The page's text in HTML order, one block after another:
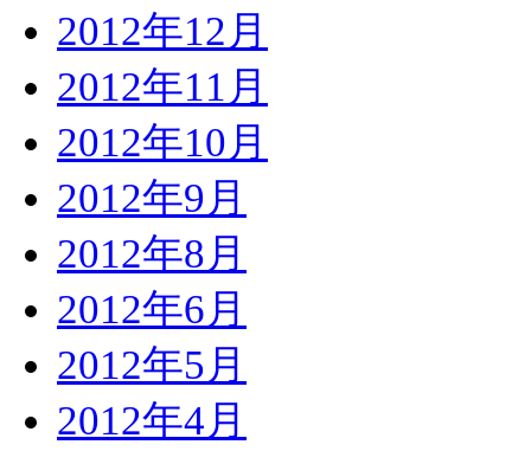
2012年12月
2012年11月
2012年10月
2012年9月
2012年8月
2012年6月
2012年5月
2012年4月